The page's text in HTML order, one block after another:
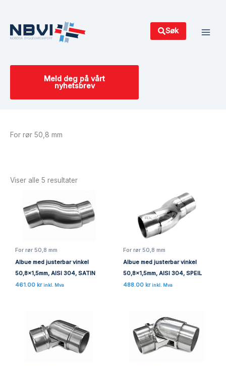
innholdet
Søk
Meld deg på vårt
nyhetsbrev
For rør 50,8 mm
Viser alle 5 resultater
For rør 50,8 mm
Albue med justerbar vinkel
50,8×1,5mm, AISI 304, SATIN
461.00 kr inkl. Mva
For rør 50,8 mm
Albue med justerbar vinkel
50,8×1,5mm, AISI 304, SPEIL
488.00 kr inkl. Mva